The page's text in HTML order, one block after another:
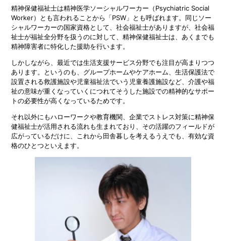
精神保健福祉士は精神医学ソーシャルワーカー（Psychiatric Social
Worker）とも言われることから「PSW」とも呼ばれます。同じソー
シャルワーカーの国家資格として、社会福祉士がありますが、社会福
祉士が福祉全分野を扱うのに対して、精神保健福祉士は、あくまでも
精神障害者に特化した援助を行います。
しかしながら、最近では生活支援サービス分野でも注目が高まりつつ
あります。というのも、グループホームやケアホーム、生活保護法で
設置される救護施設や児童福祉法でいう児童養護施設など、介護や福
祉の意味が重くなっていくにつれてそうした施設での精神的なサポー
トの必要性が高くなっているためです。
それ以外にもハローワークや教育機関、企業でストレス対策に精神保
健福祉士が活用される流れも生まれており、その活躍のフィールドが
広がっているだけに、これから田舎暮しを考えるうえでも、有効な資
格のひとつといえます。